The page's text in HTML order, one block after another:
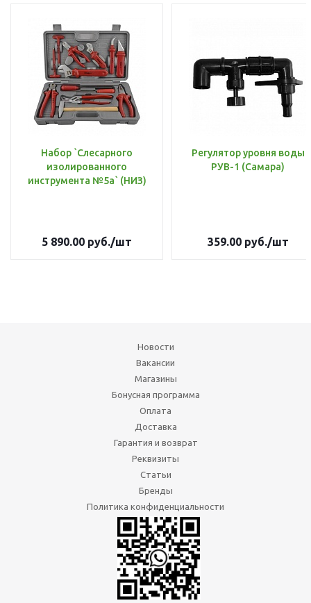
Набор `Слесарного
изолированного
инструмента №5а` (НИЗ)
5 890.00 руб./шт
Регулятор уровня воды
РУВ-1 (Самара)
359.00руб./шт
Новости
Вакансии
Магазины
Бонусная программа
Оплата
Доставка
Гарантия и возврат
Реквизиты
Статьи
Бренды
Политика конфиденциальности